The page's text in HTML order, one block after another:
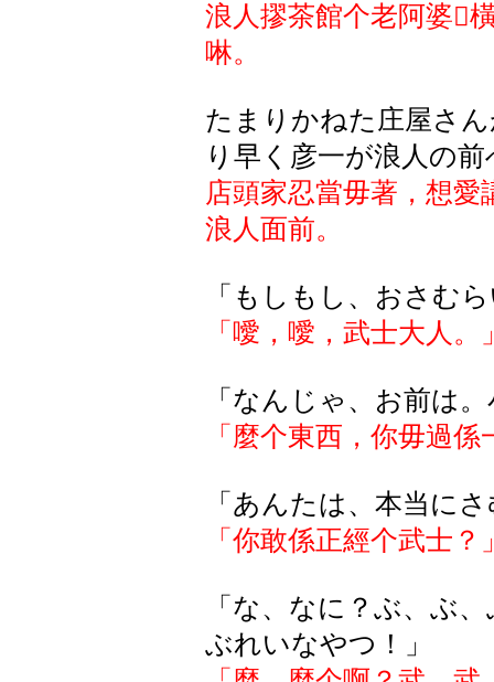
浪人摎茶館个老阿婆𢱤
啉。
たまりかねた庄屋さ
り早く彦一が浪人の
店頭家忍當毋著，想愛
浪人面前。
「もしもし、おさむ
「噯，噯，武士大人。
「なんじゃ、お前は
「麼个東西，你毋過
「 あんたは、本当に
「你敢係正經个武士？
「な、なに？ぶ、ぶ
ぶれいなやつ！」